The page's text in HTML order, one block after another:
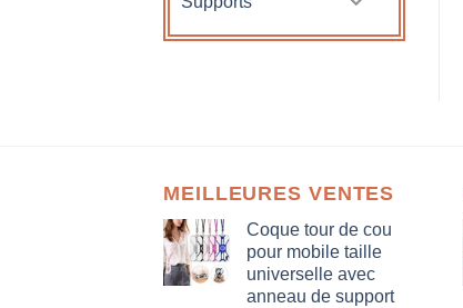
MEILLEURES VENTES
Coque tour de cou
pour mobile taille
universelle avec
anneau de support